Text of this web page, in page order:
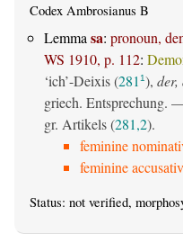
Codex Ambrosianus B
Lemma sa: pronoun,
WS 1910, p. 112:
‘ich’-Deixis (281 1), der,
griech. Entsprechung.
gr. Artikels (281,2).
feminine
feminine
Status: not verified,